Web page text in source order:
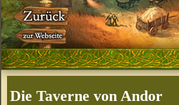
Die Taverne von Andor